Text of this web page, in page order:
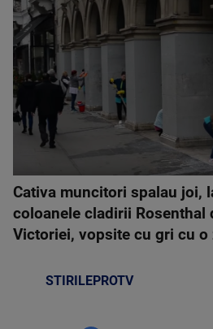
Cativa muncitori spalau joi,
coloanele cladirii Rosenthal
Victoriei, vopsite cu gri cu o
STIRILEPROTV